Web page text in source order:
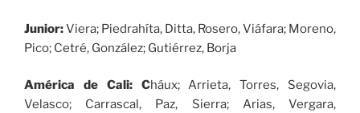
Junior:Viera; Piedrahíta, Ditta, Rosero, Viáfara; Moreno,
Pico; Cetré, González; Gutiérrez, Borja
América de Cali: Cháux; Arrieta, Torres, Segovia,
Velasco; Carrascal, Paz, Sierra; Arias, Vergara,